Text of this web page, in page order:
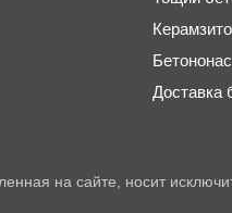
Доставка
на сайте, носит